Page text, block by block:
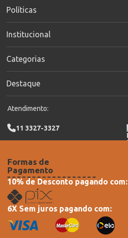
Políticas
Institucional
Categorias
Destaque
Atendimento:
11 3327-3327
Formas de
Pagamento
10% de Desconto pagando com:
6X Sem juros pagando com: